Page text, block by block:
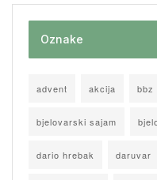
Oznake
advent akcija bbz
bjelovarski sajam
dario hrebak daruvar